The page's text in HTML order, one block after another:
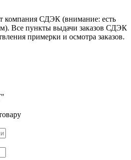
компания СДЭК (внимание: есть
Все пункты выдачи заказов СДЭК
примерки и осмотра заказов.